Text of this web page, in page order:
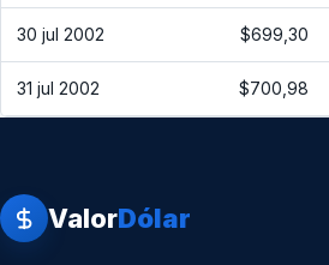
30 jul 2002 $699,30
31 jul 2002 $700,98
ValorDólar